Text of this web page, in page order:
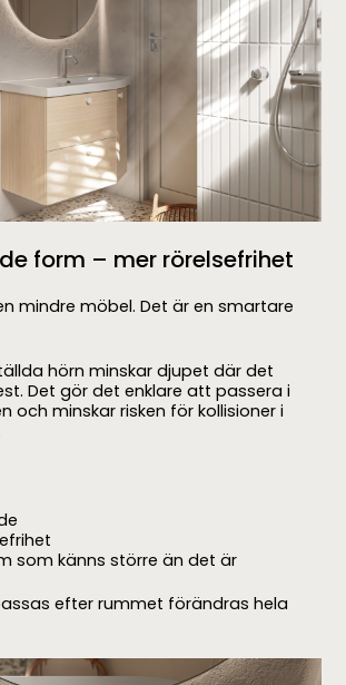
form – mer rörelsefrihet
mindre möbel. Det är en smartare
hörn minskar djupet där det
Det gör det enklare att passera i
och minskar risken för kollisioner i
som känns större än det är
efter rummet förändras hela